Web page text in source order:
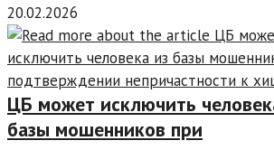
20.02.2026
ЦБ может исключить
базы мошенников при